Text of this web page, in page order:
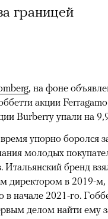
границей
, на фоне
акции
Burberry упали на
упорно боролся
молодых
Итальянский бренд
директором в 2019-м,
в начале 2021-го.
делом найти ему